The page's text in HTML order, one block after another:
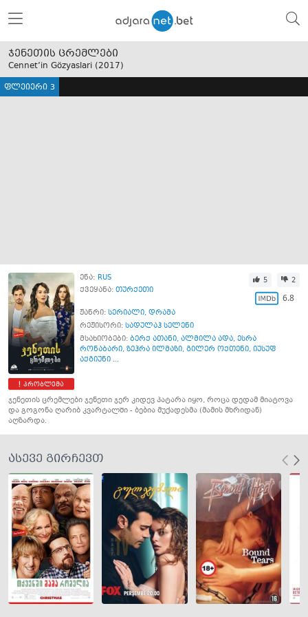
ჯენეთის ცრემლები
Cennet’in Gözyaslari (2017)
ფლეიერი 3
პრობლემა
ენა: RUS
ქვეყანა: თურქეთი
5 2
6.8
ჟანრი: სერიალი, დრამა
რეჟისორი: სადულაჰ სელენი
მსახიობები: ბერქ ათანი, ალმილა ადა, ესრა
რონაბარი, ზეჰრა ილმაზი, გილერ ოქთენი, იუსუფ
აქგიუნი ...
ჯენეთის ცრემლები ჯენეთი ჯერ კიდევ პატარა იყო, როცა დედამ მიატოვა
და გოგონა ღარიბ კვარტალში - ბებია მუქადესმა (მამის მხრიდან)
აღზარდა.
ასევე გირჩევთ